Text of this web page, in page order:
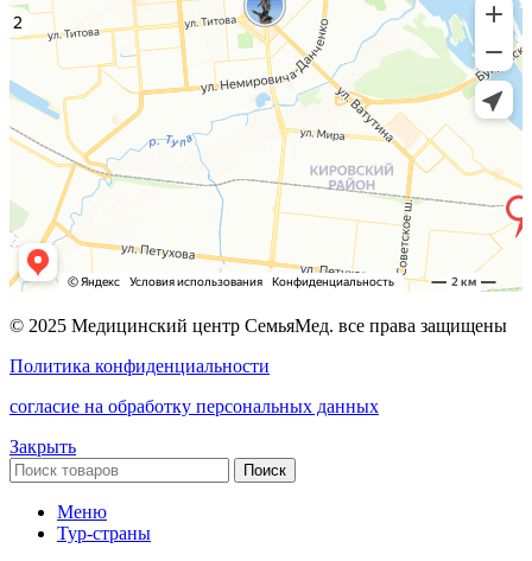
© 2025 Медицинский центр СемьяМед. все права защищены
Политика конфиденциальности
согласие на обработку персональных данных
Закрыть
Поиск
Меню
Тур-страны